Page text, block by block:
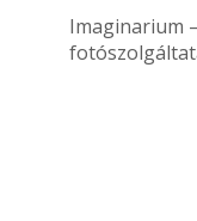
Imaginarium